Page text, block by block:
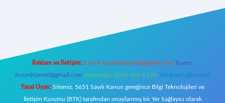
Reklam ve İletişim: E-mail: backlinkpaneli@gmail.com Teams:
forumhizmeti@gmail.com Whatsapp: 0262 606 0 726 Telegram: @karabul
Yasal Uyarı: Sitemiz, 5651 Sayılı Kanun gereğince Bilgi Teknolojileri ve
İletişim Kurumu (BTK) tarafından onaylanmış bir Yer Sağlayıcı olarak